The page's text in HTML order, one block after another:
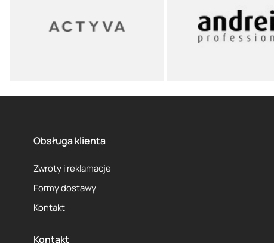
Obsługa klienta
Zwroty i reklamacje
Formy dostawy
Kontakt
Kontakt